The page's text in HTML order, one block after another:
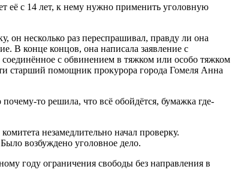
её с 14 лет, к нему нужно применить уголовную
он несколько раз переспрашивал, правду ли она
В конце концов, она написала заявление с
с обвинением в тяжком или особо тяжком
старший помощник прокурора города Гомеля Анна
то решила, что всё обойдётся, бумажка где-
незамедлительно начал проверку.
возбуждено уголовное дело.
году ограничения свободы без направления в